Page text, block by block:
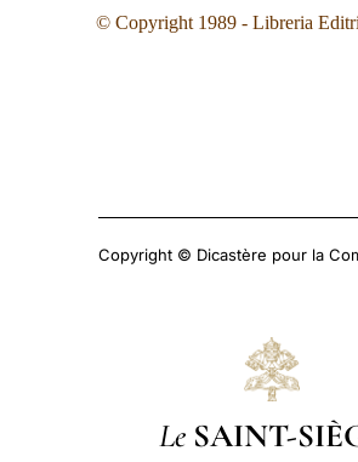
© Copyright 1989 - Libreria
Copyright © Dicastère pour la
Le SAINT-